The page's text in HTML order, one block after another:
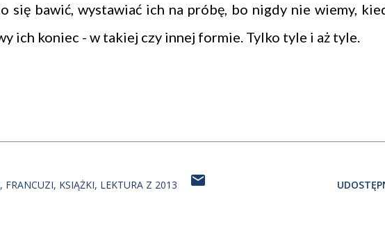
się bawić, wystawiać ich na próbę, bo nigdy nie wiemy,
ich koniec - w takiej czy innej formie. Tylko tyle i aż tyle.
FRANCUZI KSIĄŻKI LEKTURA Z 2013